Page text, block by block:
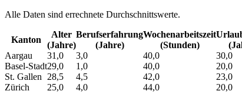
Alle Daten sind errechnete Durchschnittswerte.
Kanton
Alter
(Jahre)
Berufs­erfahrung
(Jahre)
Wochen­arbeitszeit
(Stunden)
Aargau
31,0 3,0 40,0 30,0
Basel-Stadt29,0 1,0 40,0 20,0
St. Gallen
28,5 4,5 42,0 23,0
Zürich
25,0 4,0 44,0 20,0